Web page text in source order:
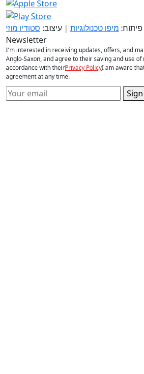
פיתוח: מיפו טכנולוגיות | עיצוב: סטודיו מוזי
Newsletter
I'm interested in receiving updates, offers, and
Anglo-Saxon, and agree to their saving and use
accordance with theirPrivacy PolicyI am aware
agreement at any time.